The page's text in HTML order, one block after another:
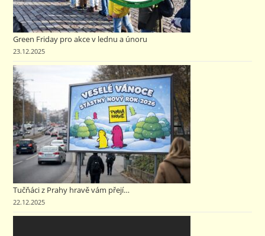
Green Friday pro akce v lednu a únoru
23.12.2025
Tučňáci z Prahy hravě vám přejí…
22.12.2025